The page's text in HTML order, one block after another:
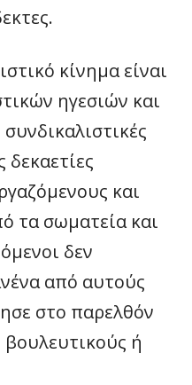
κίνημα είναι
ηγεσιών και
δεκαετίες
και
τα σωματεία και
δεν
από αυτούς
στο παρελθόν
βουλευτικούς ή